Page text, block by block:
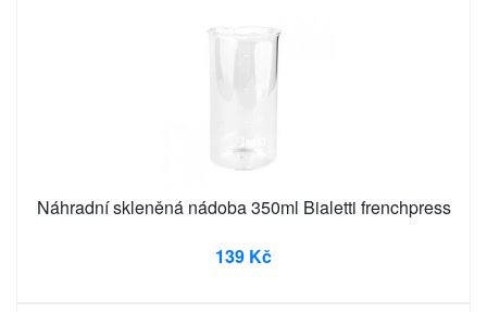
Náhradní skleněná nádoba 350ml Bialetti frenchpress
139 Kč